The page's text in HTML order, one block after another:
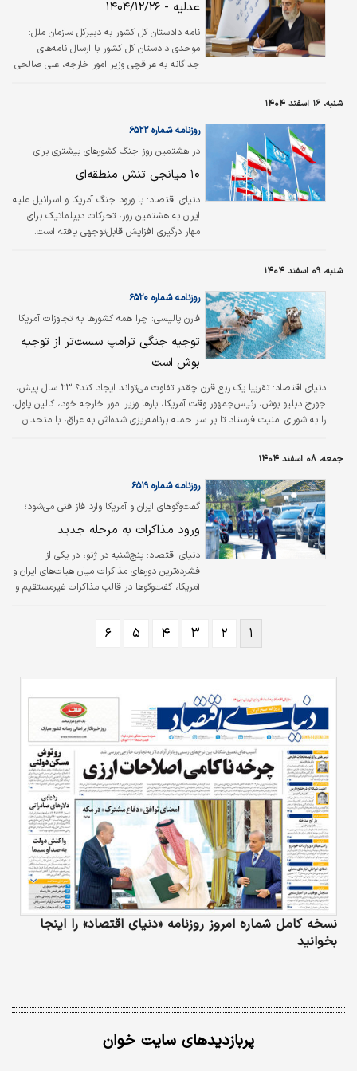
این دلیل است که این بار این جنگ باید به شکلی
تمام شود که دیگر دشمنان ما هرگز به فکر تکرار
این حملات و تجاوز نیفتند.»
عدلیه - ۱۴۰۴/۱۲/۲۶
نامه دادستان کل کشور به دبیرکل سازمان ملل:
موحدی دادستان کل کشور با ارسال نامه‌های
جداگانه به عراقچی وزیر امور خارجه، علی صالحی
شجره طیبه میناب، حمله به ذخایر نفتی در
تهران، بمباران مناطق مسکونی و بیمارستان‌ها و
ترور شخصیت‌های برجسته سیاسی و نظامی در
جمهوری اسلامی ایران شد./میزان
شنبه، ۱۶ اسفند ۱۴۰۴
در هشتمین روز جنگ کشورهای بیشتری برای
روزنامه شماره ۶۵۲۲
۱۰ میانجی تنش منطقه‌ای
دنیای اقتصاد: با ورود جنگ آمریکا و اسرائیل علیه
ایران به هشتمین روز، تحرکات دیپلماتیک برای
مهار درگیری افزایش قابل‌توجهی یافته است.
نسبت به خروج بحران از کنترل، هشدار داده و
ایران نیز بر صلح همراه با حفظ اقتدار تاکید کرده
است.
شنبه، ۰۹ اسفند ۱۴۰۴
فارن پالیسی: چرا همه کشورها به تجاوزات آمریکا
عادت کرده‌اند؟
روزنامه شماره ۶۵۲۰
توجیه جنگی ترامپ سست‌تر از توجیه
بوش است
دنیای اقتصاد:
تقریبا یک ربع قرن چقدر تفاوت می‌تواند ایجاد کند؟ ۲۳ سال پیش،
جورج دبلیو بوش، رئیس‌جمهور وقت آمریکا، بارها وزیر امور خارجه خود، کالین پاول،
را به شورای امنیت فرستاد تا بر سر حمله برنامه‌ریزی شده‌اش به عراق، با متحدان
سرسخت» بود که علاقه کمی به سازمان ملل، اروپا یا ناتو داشت. (یکی از مقامات
بخندید.») اما بوش احساس کرد که مجبور است به قوانین بین‌المللی…
جمعه، ۰۸ اسفند ۱۴۰۴
گفت‌وگوهای ایران و آمریکا وارد فاز فنی می‌شود؛
روزنامه شماره ۶۵۱۹
ورود مذاکرات به مرحله جدید
دنیای اقتصاد: پنج‌شنبه در ژنو، در یکی از
فشرده‌ترین دورهای مذاکرات میان هیات‌های ایران و
آمریکا، گفت‌وگوها در قالب مذاکرات غیرمستقیم و
می‌گذرد، آشکار شود. این دور از مذاکرات به لحاظ
و نه صرفا بیان مواضع کلی شدند. حضور مستقیم
مدیرکل آژانس به‌عنوان مقام نهاد ناظر بر
راستی‌آزمایی برنامه…
۱ ۲ ۳ ۴ ۵ ۶
نسخه کامل شماره امروز روزنامه «دنیای‌ اقتصاد» را اینجا
بخوانید
پربازدیدهای سایت خوان